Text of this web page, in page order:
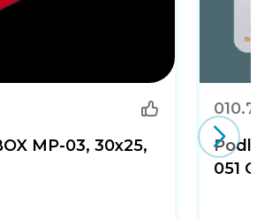
MP-03, 30x25,
051